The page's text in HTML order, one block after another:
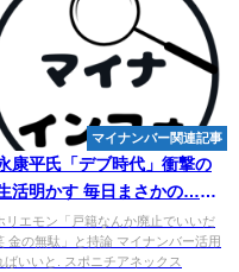
マイナンバー関連記事
康平氏「デブ時代」衝撃の
活明かす 毎日まさかの…「6
ずつ食べてました」
リエモン「戸籍なんか廃止でいいだ
金の無駄」と持論 マイナンバー活用
ばいいと. スポニチアネックス